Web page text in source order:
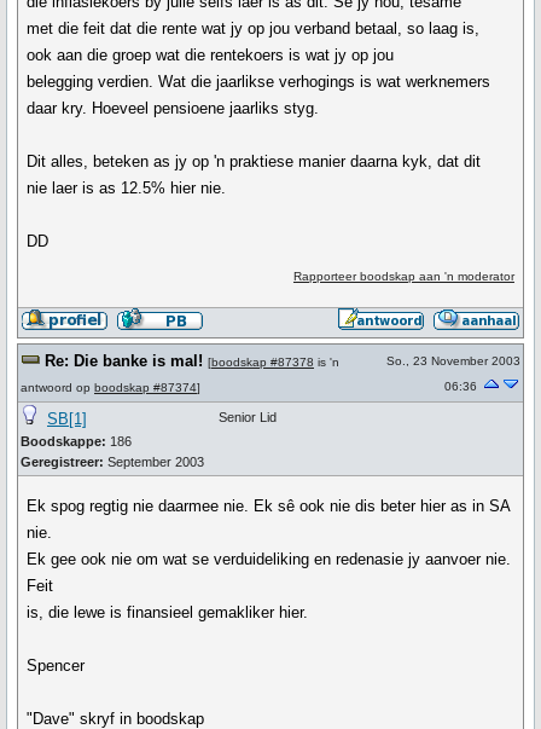
met die feit dat die rente wat jy op jou verband betaal, so laag is,
ook aan die groep wat die rentekoers is wat jy op jou
belegging verdien. Wat die jaarlikse verhogings is wat werknemers
daar kry. Hoeveel pensioene jaarliks styg.
Dit alles, beteken as jy op 'n praktiese manier daarna kyk, dat dit
nie laer is as 12.5% hier nie.
DD
Rapporteer boodskap aan 'n moderator
Re: Die banke is mal! [boodskap #87378 is 'n
antwoord op boodskap #87374]
So., 23 November 2003
06:36
SB[1]
Boodskappe: 186
Geregistreer: September 2003
Senior Lid
Ek spog regtig nie daarmee nie. Ek sê ook nie dis beter hier as in SA
nie.
Ek gee ook nie om wat se verduideliking en redenasie jy aanvoer nie.
Feit
is, die lewe is finansieel gemakliker hier.
Spencer
"Dave" skryf in boodskap